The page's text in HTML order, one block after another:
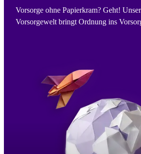
Vorsorge ohne Papierkram? Geht!
Vorsorgewelt bringt Ordnung ins